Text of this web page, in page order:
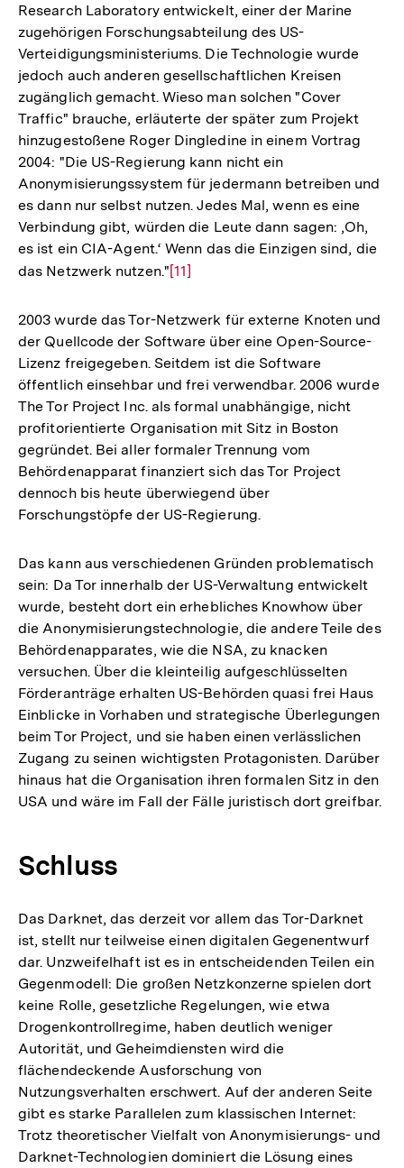
Research Laboratory entwickelt, einer der Marine
zugehörigen Forschungsabteilung des US-
Verteidigungsministeriums. Die Technologie wurde
jedoch auch anderen gesellschaftlichen Kreisen
zugänglich gemacht. Wieso man solchen "Cover
Traffic" brauche, erläuterte der später zum Projekt
hinzugestoßene Roger Dingledine in einem Vortrag
2004: "Die US-Regierung kann nicht ein
Anonymisierungssystem für jedermann betreiben und
es dann nur selbst nutzen. Jedes Mal, wenn es eine
Verbindung gibt, würden die Leute dann sagen: ‚Oh,
es ist ein CIA-Agent.‘ Wenn das die Einzigen sind, die
das Netzwerk nutzen."Zur
der
Fußnote
[11]
2003 wurde das Tor-Netzwerk für externe Knoten und
der Quellcode der Software über eine Open-Source-
Lizenz freigegeben. Seitdem ist die Software
öffentlich einsehbar und frei verwendbar. 2006 wurde
The Tor Project Inc. als formal unabhängige, nicht
profitorientierte Organisation mit Sitz in Boston
gegründet. Bei aller formaler Trennung vom
Behördenapparat finanziert sich das Tor Project
dennoch bis heute überwiegend über
Forschungstöpfe der US-Regierung.
Das kann aus verschiedenen Gründen problematisch
sein: Da Tor innerhalb der US-Verwaltung entwickelt
wurde, besteht dort ein erhebliches Knowhow über
die Anonymisierungstechnologie, die andere Teile des
Behördenapparates, wie die NSA, zu knacken
versuchen. Über die kleinteilig aufgeschlüsselten
Förderanträge erhalten US-Behörden quasi frei Haus
Einblicke in Vorhaben und strategische Überlegungen
beim Tor Project, und sie haben einen verlässlichen
Zugang zu seinen wichtigsten Protagonisten. Darüber
hinaus hat die Organisation ihren formalen Sitz in den
USA und wäre im Fall der Fälle juristisch dort greifbar.
Schluss
Das Darknet, das derzeit vor allem das Tor-Darknet
ist, stellt nur teilweise einen digitalen Gegenentwurf
dar. Unzweifelhaft ist es in entscheidenden Teilen ein
Gegenmodell: Die großen Netzkonzerne spielen dort
keine Rolle, gesetzliche Regelungen, wie etwa
Drogenkontrollregime, haben deutlich weniger
Autorität, und Geheimdiensten wird die
flächendeckende Ausforschung von
Nutzungsverhalten erschwert. Auf der anderen Seite
gibt es starke Parallelen zum klassischen Internet:
Trotz theoretischer Vielfalt von Anonymisierungs- und
Darknet-Technologien dominiert die Lösung eines